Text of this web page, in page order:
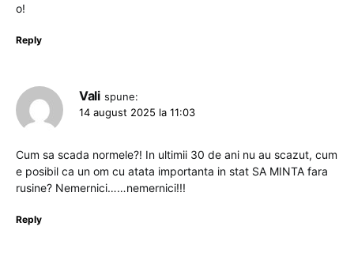
o!
Reply
Vali spune:
14 august 2025 la 11:03
Cum sa scada normele?! In ultimii 30 de ani nu au scazut, cum
e posibil ca un om cu atata importanta in stat SA MINTA fara
rusine? Nemernici……nemernici!!!
Reply